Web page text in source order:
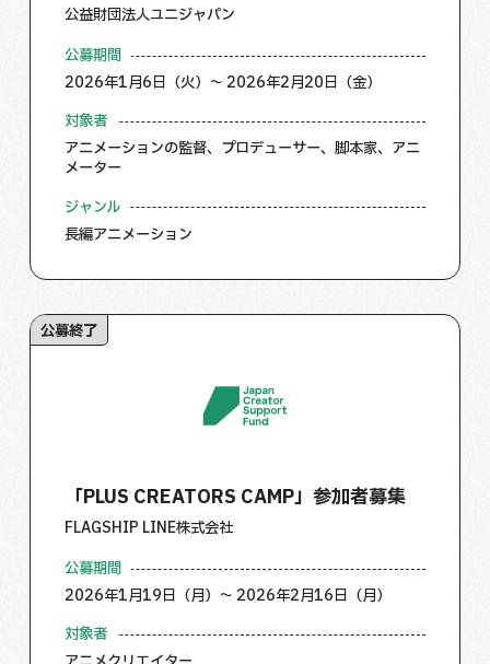
公益財団法人ユニジャパン
公募期間
2026年1月6日（火）～ 2026年2月20日（金）
対象者
アニメーションの監督、プロデューサー、脚本家、アニ
メーター
ジャンル
長編アニメーション
公募終了
「PLUS CREATORS CAMP」参加者募集
FLAGSHIP LINE株式会社
公募期間
2026年1月19日（月）～ 2026年2月16日（月）
対象者